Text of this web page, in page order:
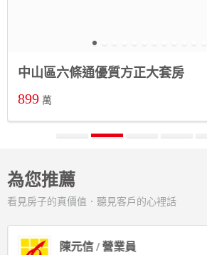
中山區六條通優質方正大套房
899 萬
為您推薦
看見房子的真價值．聽見客戶的心裡話
陳元信 / 營業員